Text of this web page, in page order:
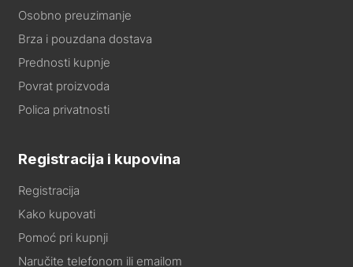
Osobno preuzimanje
Brza i pouzdana dostava
Prednosti kupnje
Povrat proizvoda
Polica privatnosti
Registracija i kupovina
Registracija
Kako kupovati
Pomoć pri kupnji
Naručite telefonom ili emailom